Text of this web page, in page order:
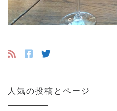
人気の投稿とページ